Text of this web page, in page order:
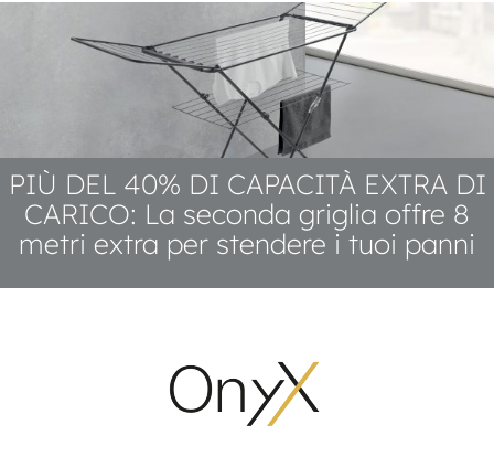
PIÙ DEL 40% DI CAPACITÀ EXTRA DI
CARICO: La seconda griglia offre 8
metri extra per stendere i tuoi panni